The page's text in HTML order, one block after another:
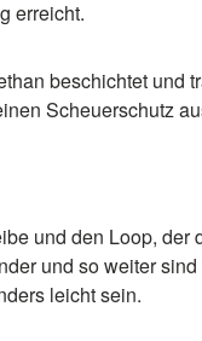
erreicht.
beschichtet und
Scheuerschutz
und den Loop,
und so weiter
leicht sein.